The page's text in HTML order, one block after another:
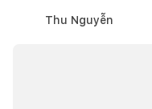
Thu Nguyễn